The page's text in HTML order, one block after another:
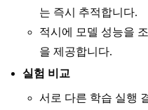
는 즉시 추적합니다.
적시에 모델 성능을
을 제공합니다.
실험 비교
서로 다른 학습 실행